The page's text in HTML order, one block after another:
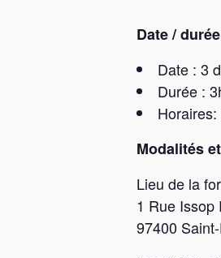
Date /
Date : 3
Durée :
Modalités
Lieu de la
1 Rue Issop
97400